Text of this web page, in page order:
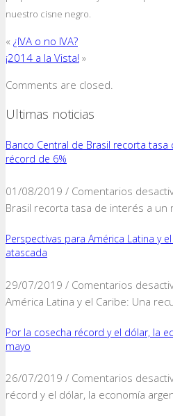
nuestro cisne negro.
« ¿IVA o no IVA?
¡2014 a la Vista! »
Comments are closed.
Ultimas noticias
Banco Central de Brasil recorta
récord de 6%
01/08/2019 / Comentarios
Brasil recorta tasa de interés a un
Perspectivas para América Latina y
atascada
29/07/2019 / Comentarios
América Latina y el Caribe: Una
Por la cosecha récord y el dólar, la
mayo
26/07/2019 / Comentarios
récord y el dólar, la economía